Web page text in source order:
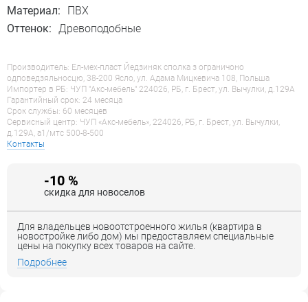
Материал:
ПВХ
Оттенок: Древоподобные
Производитель: Ел-мех-пласт Йедзиняк сполка з ограничоно
одповедзяльносцю, 38-200 Ясло, ул. Адама Мицкевича 108, Польша
Импортер в РБ: ЧУП "Акс-мебель" 224026, РБ, г. Брест, ул. Вычулки, д.129А
Гарантийный срок: 24 месяца
Срок службы: 60 месяцев
Сервисный центр: ЧУП «Акс-мебель», 224026, РБ, г. Брест, ул. Вычулки,
д.129А, a1/мтс 500-8-500
Контакты
-10 %
скидка для новоселов
Для владельцев новоотстроенного жилья (квартира в
новостройке либо дом) мы предоставляем специальные
цены на покупку всех товаров на сайте.
Подробнее